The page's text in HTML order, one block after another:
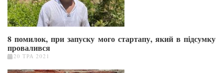
8 помилок, при запуску мого стартапу, який в підсумку
провалився
20 ТРА 2021